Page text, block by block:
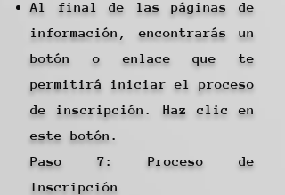
Al final de las páginas de
información, encontrarás un
botón o enlace que te
permitirá iniciar el proceso
de inscripción. Haz clic en
este botón.
Paso 7: Proceso de
Inscripción